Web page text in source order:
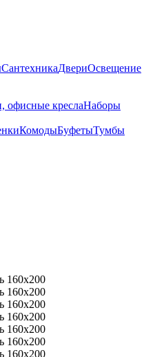
СантехникаДвериОсвещение
офисные креслаНаборы
КомодыБуфетыТумбы